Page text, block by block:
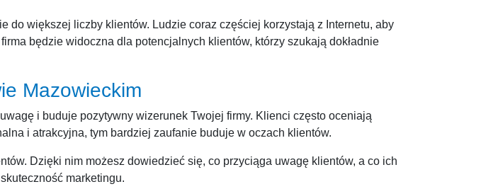
do większej liczby klientów. Ludzie coraz częściej korzystają z Internetu, aby
będzie widoczna dla potencjalnych klientów, którzy szukają dokładnie
Mazowieckim
i buduje pozytywny wizerunek Twojej firmy. Klienci często oceniają
i atrakcyjna, tym bardziej zaufanie buduje w oczach klientów.
Dzięki nim możesz dowiedzieć się, co przyciąga uwagę klientów, a co ich
marketingu.